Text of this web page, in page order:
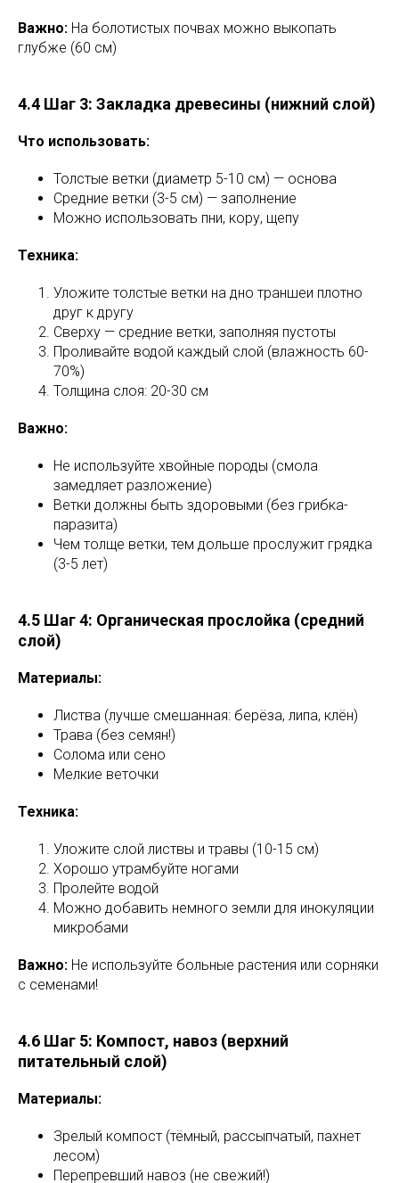
Важно: На болотистых почвах можно выкопать
глубже (60 см)
4.4 Шаг 3: Закладка древесины (нижний слой)
Что использовать:
Толстые ветки (диаметр 5-10 см) — основа
Средние ветки (3-5 см) — заполнение
Можно использовать пни, кору, щепу
Техника:
Уложите толстые ветки на дно траншеи плотно
друг к другу
Сверху — средние ветки, заполняя пустоты
Проливайте водой каждый слой (влажность 60-
70%)
Толщина слоя: 20-30 см
Важно:
Не используйте хвойные породы (смола
замедляет разложение)
Ветки должны быть здоровыми (без грибка-
паразита)
Чем толще ветки, тем дольше прослужит грядка
(3-5 лет)
4.5 Шаг 4: Органическая прослойка (средний
слой)
Материалы:
Листва (лучше смешанная: берёза, липа, клён)
Трава (без семян!)
Солома или сено
Мелкие веточки
Техника:
Уложите слой листвы и травы (10-15 см)
Хорошо утрамбуйте ногами
Пролейте водой
Можно добавить немного земли для инокуляции
микробами
Важно: Не используйте больные растения или сорняки
с семенами!
4.6 Шаг 5: Компост, навоз (верхний
питательный слой)
Материалы:
Зрелый компост (тёмный, рассыпчатый, пахнет
лесом)
Перепревший навоз (не свежий!)